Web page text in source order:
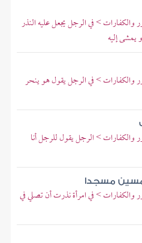
والكفارات > في الرجل يجعل عليه النذر
يمشى إليه
والكفارات > في الرجل يقول هو ينحر
والكفارات > الرجل يقول للرجل أنا
مسجدا
والكفارات > في امرأة نذرت أن تصلي في